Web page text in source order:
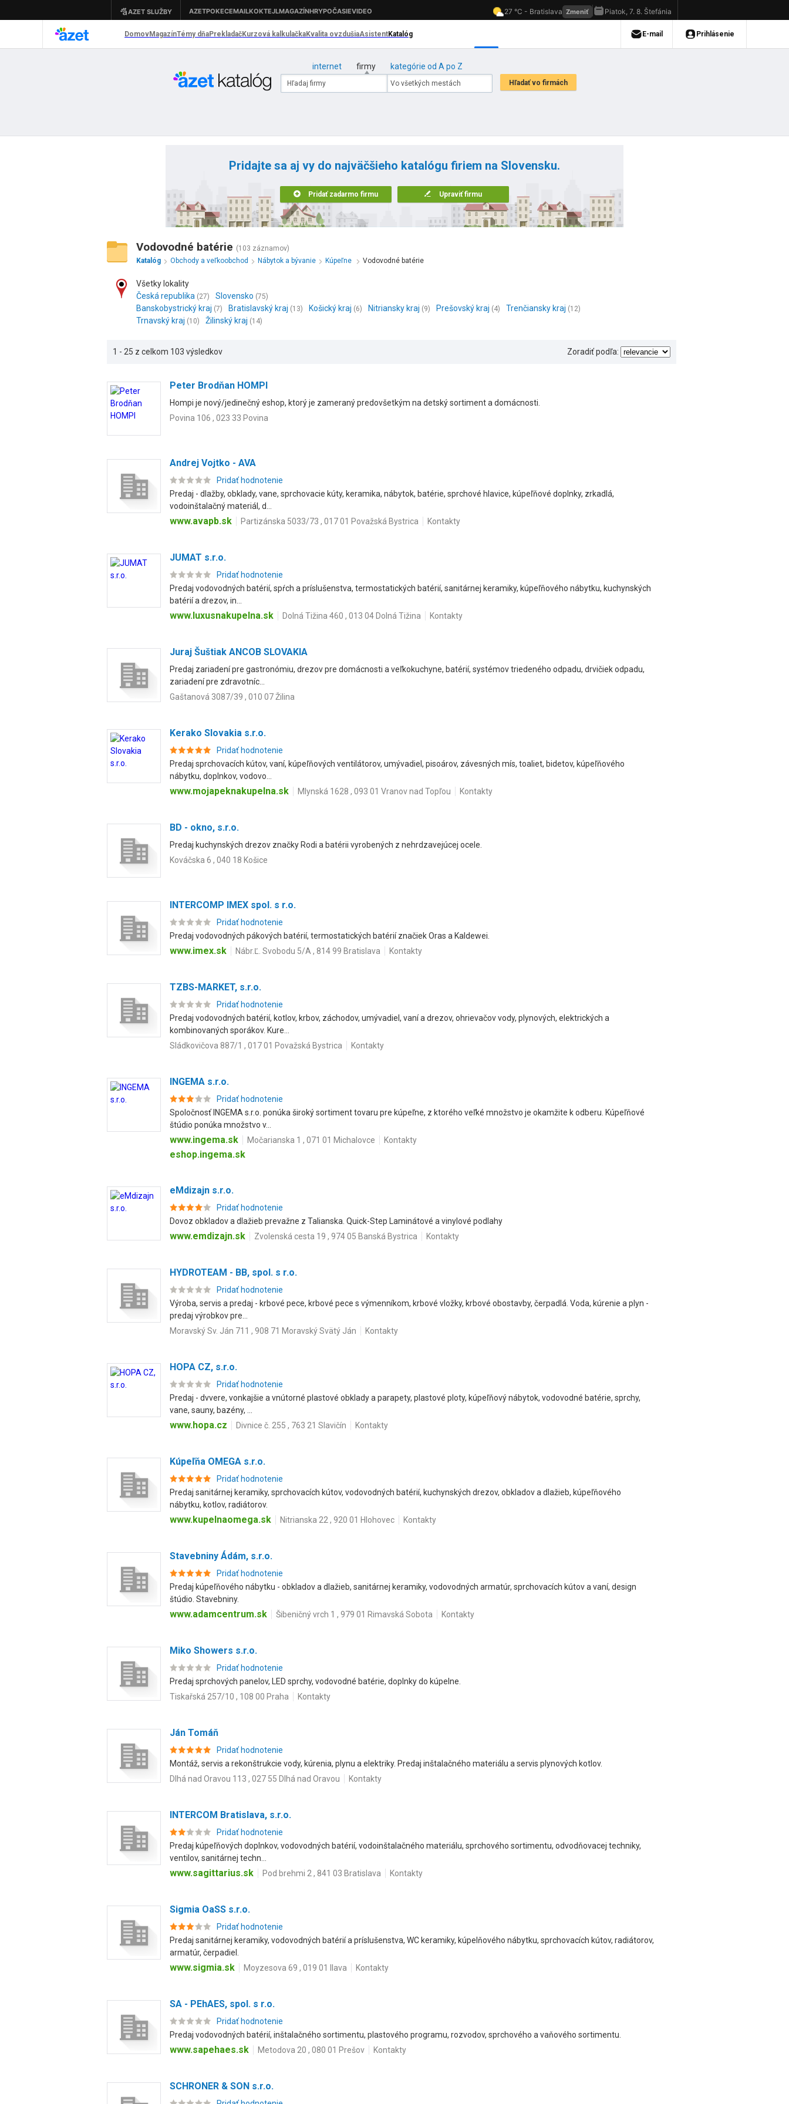
internet firmy kategórie od A po Z
Pridajte sa aj vy do najväčšieho katalógu firiem na Slovensku.
Pridať zadarmo firmu Upraviť firmu
Vodovodné batérie (103 záznamov)
Katalóg
Obchody a veľkoobchod Nábytok a bývanie Kúpeľne Vodovodné batérie
Všetky lokality
Česká republika (27) Slovensko (75)
Banskobystrický kraj (7) Bratislavský kraj (13) Košický kraj (6) Nitriansky kraj (9) Prešovský kraj (4) Trenčiansky kraj (12)
Trnavský kraj (10) Žilinský kraj (14)
1 - 25 z celkom 103 výsledkov Zoradiť podľa:
Peter Brodňan HOMPI
Hompi je nový/jedinečný eshop, ktorý je zameraný predovšetkým na detský sortiment a domácnosti.
Povina 106 , 023 33 Povina
Andrej Vojtko - AVA
Pridať hodnotenie
Predaj - dlažby, obklady, vane, sprchovacie kúty, keramika, nábytok, batérie, sprchové hlavice, kúpeľňové doplnky, zrkadlá,
vodoinštalačný materiál, d...
www.avapb.sk Partizánska 5033/73 , 017 01 Považská Bystrica Kontakty
JUMAT s.r.o.
Pridať hodnotenie
Predaj vodovodných batérií, spŕch a príslušenstva, termostatických batérií, sanitárnej keramiky, kúpeľňového nábytku, kuchynských
batérií a drezov, in...
www.luxusnakupelna.sk Dolná Tižina 460 , 013 04 Dolná Tižina Kontakty
Juraj Šuštiak ANCOB SLOVAKIA
Predaj zariadení pre gastronómiu, drezov pre domácnosti a veľkokuchyne, batérií, systémov triedeného odpadu, drvičiek odpadu,
zariadení pre zdravotníc...
Gaštanová 3087/39 , 010 07 Žilina
Kerako Slovakia s.r.o.
Pridať hodnotenie
Predaj sprchovacích kútov, vaní, kúpeľňových ventilátorov, umývadiel, pisoárov, závesných mís, toaliet, bidetov, kúpeľňového
nábytku, doplnkov, vodovo...
www.mojapeknakupelna.sk Mlynská 1628 , 093 01 Vranov nad Topľou Kontakty
BD - okno, s.r.o.
Predaj kuchynských drezov značky Rodi a batérii vyrobených z nehrdzavejúcej ocele.
Kováčska 6 , 040 18 Košice
INTERCOMP IMEX spol. s r.o.
Pridať hodnotenie
Predaj vodovodných pákových batérií, termostatických batérií značiek Oras a Kaldewei.
www.imex.sk Nábr.Ľ. Svobodu 5/A , 814 99 Bratislava Kontakty
TZBS-MARKET, s.r.o.
Pridať hodnotenie
Predaj vodovodných batérií, kotlov, krbov, záchodov, umývadiel, vaní a drezov, ohrievačov vody, plynových, elektrických a
kombinovaných sporákov. Kure...
Sládkovičova 887/1 , 017 01 Považská Bystrica
Kontakty
INGEMA s.r.o.
Pridať hodnotenie
Spoločnosť INGEMA s.r.o. ponúka široký sortiment tovaru pre kúpeľne, z ktorého veľké množstvo je okamžite k odberu. Kúpeľňové
štúdio ponúka množstvo v...
www.ingema.sk Močarianska 1 , 071 01 Michalovce Kontakty
eshop.ingema.sk
eMdizajn s.r.o.
Pridať hodnotenie
Dovoz obkladov a dlažieb prevažne z Talianska. Quick-Step Laminátové a vinylové podlahy
www.emdizajn.sk Zvolenská cesta 19 , 974 05 Banská Bystrica Kontakty
HYDROTEAM - BB, spol. s r.o.
Pridať hodnotenie
Výroba, servis a predaj - krbové pece, krbové pece s výmenníkom, krbové vložky, krbové obostavby, čerpadlá. Voda, kúrenie a plyn -
predaj výrobkov pre...
Moravský Sv. Ján 711 , 908 71 Moravský Svätý Ján
Kontakty
HOPA CZ, s.r.o.
Pridať hodnotenie
Predaj - dvvere, vonkajšie a vnútorné plastové obklady a parapety, plastové ploty, kúpeľňový nábytok, vodovodné batérie, sprchy,
vane, sauny, bazény, ...
www.hopa.cz Divnice č. 255 , 763 21 Slavičín Kontakty
Kúpeľňa OMEGA s.r.o.
Pridať hodnotenie
Predaj sanitárnej keramiky, sprchovacích kútov, vodovodných batérií, kuchynských drezov, obkladov a dlažieb, kúpeľňového
nábytku, kotlov, radiátorov.
www.kupelnaomega.sk Nitrianska 22 , 920 01 Hlohovec Kontakty
Stavebniny Ádám, s.r.o.
Pridať hodnotenie
Predaj kúpeľňového nábytku - obkladov a dlažieb, sanitárnej keramiky, vodovodných armatúr, sprchovacích kútov a vaní, design
štúdio. Stavebniny.
www.adamcentrum.sk Šibeničný vrch 1 , 979 01 Rimavská Sobota Kontakty
Miko Showers s.r.o.
Pridať hodnotenie
Predaj sprchových panelov, LED sprchy, vodovodné batérie, doplnky do kúpelne.
Tiskařská 257/10 , 108 00 Praha
Kontakty
Ján Tomáň
Pridať hodnotenie
Montáž, servis a rekonštrukcie vody, kúrenia, plynu a elektriky. Predaj inštalačného materiálu a servis plynových kotlov.
Dlhá nad Oravou 113 , 027 55 Dlhá nad Oravou
Kontakty
INTERCOM Bratislava, s.r.o.
Pridať hodnotenie
Predaj kúpeľňových doplnkov, vodovodných batérií, vodoinštalačného materiálu, sprchového sortimentu, odvodňovacej techniky,
ventilov, sanitárnej techn...
www.sagittarius.sk Pod brehmi 2 , 841 03 Bratislava Kontakty
Sigmia OaSS s.r.o.
Pridať hodnotenie
Predaj sanitárnej keramiky, vodovodných batérií a príslušenstva, WC keramiky, kúpelňového nábytku, sprchovacích kútov, radiátorov,
armatúr, čerpadiel.
www.sigmia.sk Moyzesova 69 , 019 01 Ilava Kontakty
SA - PEhAES, spol. s r.o.
Pridať hodnotenie
Predaj vodovodných batérií, inštalačného sortimentu, plastového programu, rozvodov, sprchového a vaňového sortimentu.
www.sapehaes.sk Metodova 20 , 080 01 Prešov Kontakty
SCHRONER & SON s.r.o.